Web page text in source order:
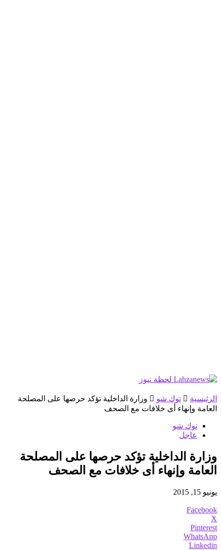
الرئيسية توك شو
وزارة الداخلية تؤكد حرصها على المصلحة
العامة وإنهاء أى خلافات مع الصحف
توك شو
عاجل
وزارة الداخلية تؤكد حرصها على المصلحة
العامة وإنهاء أى خلافات مع الصحف
يونيو 15, 2015
Facebook
X
Pinterest
WhatsApp
Linkedin